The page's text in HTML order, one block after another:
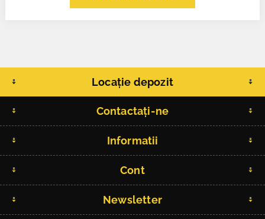
Locație depozit
Contactați-ne
Informatii
Cont
Newsletter